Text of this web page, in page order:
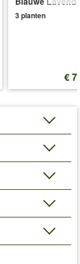
3 planten
€